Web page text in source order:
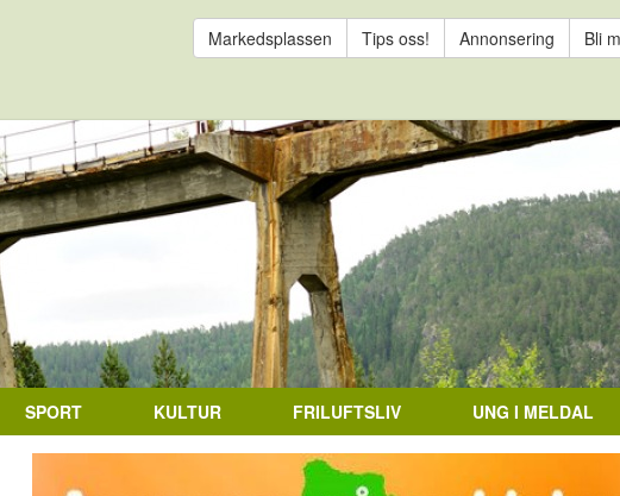
Markedsplassen Tips oss! Annonsering Bli
SPORT KULTUR FRILUFTSLIV UNG I MELDAL